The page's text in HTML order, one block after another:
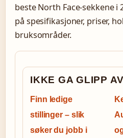
beste North Face-sekkene i
på spesifikasjoner, priser,
bruksområder.
IKKE GA GLIPP
Finn ledige
stillinger – slik
søker du jobb i